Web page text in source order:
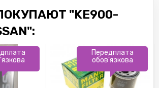
"KE900-
Передплата
обов'язкова